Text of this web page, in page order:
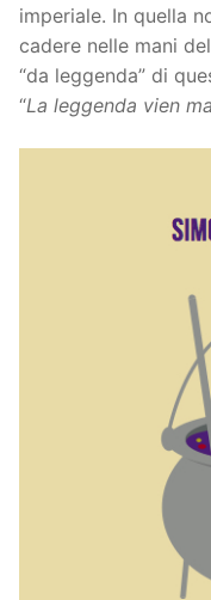
imperiale. In quella
cadere nelle mani
“da leggenda” di
“La leggenda vien